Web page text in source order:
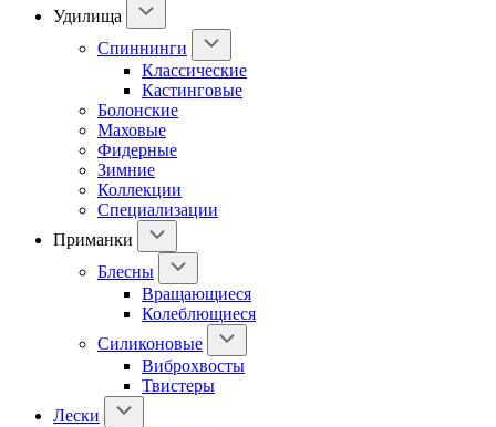
Удилища
Спиннинги
Классические
Кастинговые
Болонские
Маховые
Фидерные
Зимние
Коллекции
Специализации
Приманки
Блесны
Вращающиеся
Колеблющиеся
Силиконовые
Виброхвосты
Твистеры
Лески